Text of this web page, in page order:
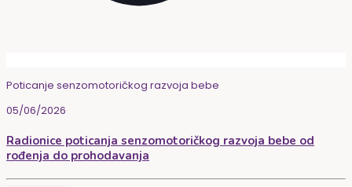
Poticanje senzomotoričkog razvoja bebe
05/06/2026
Radionice poticanja senzomotoričkog razvoja bebe od
rođenja do prohodavanja